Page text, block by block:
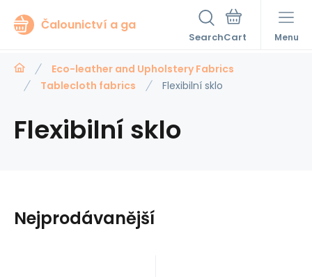
Čalounictví a ga
Search Menu
Eco-leather and Upholstery Fabrics
Tablecloth fabrics
Flexibilní sklo
Flexibilní sklo
Nejprodávanější